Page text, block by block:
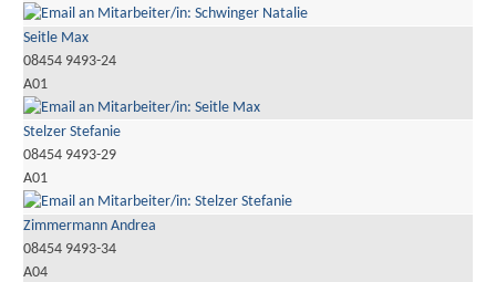
Seitle Max
08454 9493-24
A01
Stelzer Stefanie
08454 9493-29
A01
Zimmermann Andrea
08454 9493-34
A04